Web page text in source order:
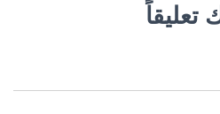
تعليقاً